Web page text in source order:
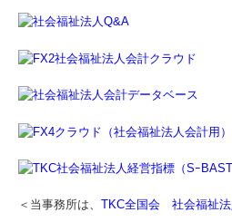
お問合せ
社会福祉法人の皆様へ
＜当事務所は、 TKC全国会 社会福祉法